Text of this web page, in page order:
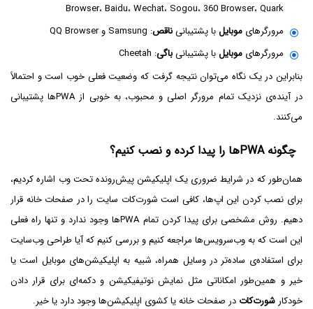
Browser، Baidu، Wechat، Sogou، 360 Browser، Quark
مرورگرهای موبایلبا پشتیبانیناقص: Samsung و QQ Browser
مرورگرهای موبایلبا پشتیبانیباگی: Cheetah
بنابراین در یک نگاه می‌توان نتیجه گرفت که وضعیت فعلی خوب است و احتمالاً
در آینده‌ی نزدیک تمام مرورگر اصلی و محبوب، به خوبی از PWAها پشتیبانی
می‌کنند.
چگونه PWAها را پیدا کرده و نصب کنیم؟
همان‌طور که در شرایط ضروری یک اپلیکیشن پیش‌رونده تحت وب اشاره کردیم،
برای نصب کردن این اپ‌ها، کافی است شورت‌کات سایت را در صفحات خانه قرار
دهیم. روش مشخصی برای پیدا کردن تمام PWAها وجود ندارد و تنها راه فعلی
این است که به وب‌سرویس‌ها مراجعه کنیم و بررسی کنیم که آیا طراحی وب‌سایت
برای استفاده‌ی ساده‌تر در وسایل همراه، شبیه به اپلیکیشن‌های موبایل است یا
خیر و همین‌طور امکاناتی مثل نمایش نوتیفیکیشن و دکمه‌ای برای قرار دادن
خودکار شورت‌کات در صفحات خانه یا کشوی اپلیکیشن‌ها وجود دارد یا خیر.